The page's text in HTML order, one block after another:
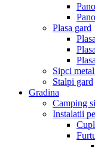
Plasa gard
Sipci
Stalpi gard
Gradina
Camping
Instalatii